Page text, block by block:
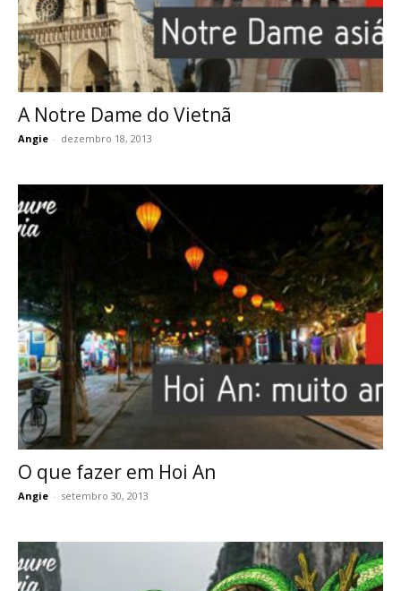
A Notre Dame do Vietnã
Angie - dezembro 18, 2013
O que fazer em Hoi An
Angie - setembro 30, 2013